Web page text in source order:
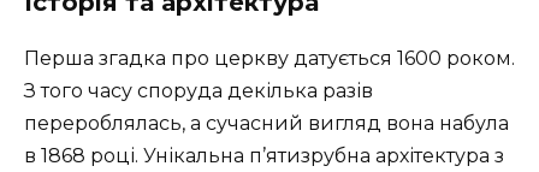
Перша згадка про церкву датується 1600 роком.
З того часу споруда декілька разів
перероблялась, а сучасний вигляд вона набула
в 1868 році. Унікальна п’ятизрубна архітектура з